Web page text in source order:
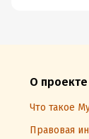
О проекте
Что такое
Правовая